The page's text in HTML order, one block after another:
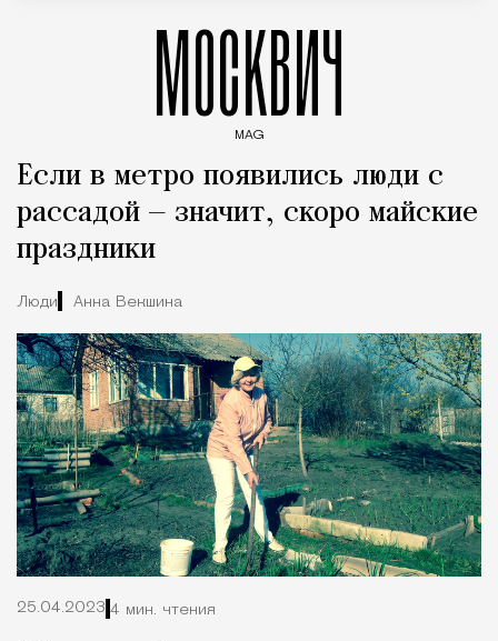
МОСКВИЧ
MAG
Если в метро появились люди с
рассадой — значит, скоро майские
праздники
Люди Анна Векшина
25.04.2023 4 мин. чтения